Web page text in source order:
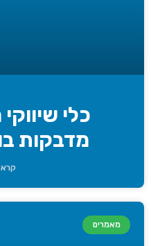
כלי
מדבקות
מאמרים